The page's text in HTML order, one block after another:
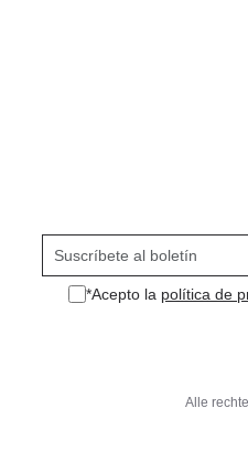
*Acepto la política de
*Acepto la política de
Alle